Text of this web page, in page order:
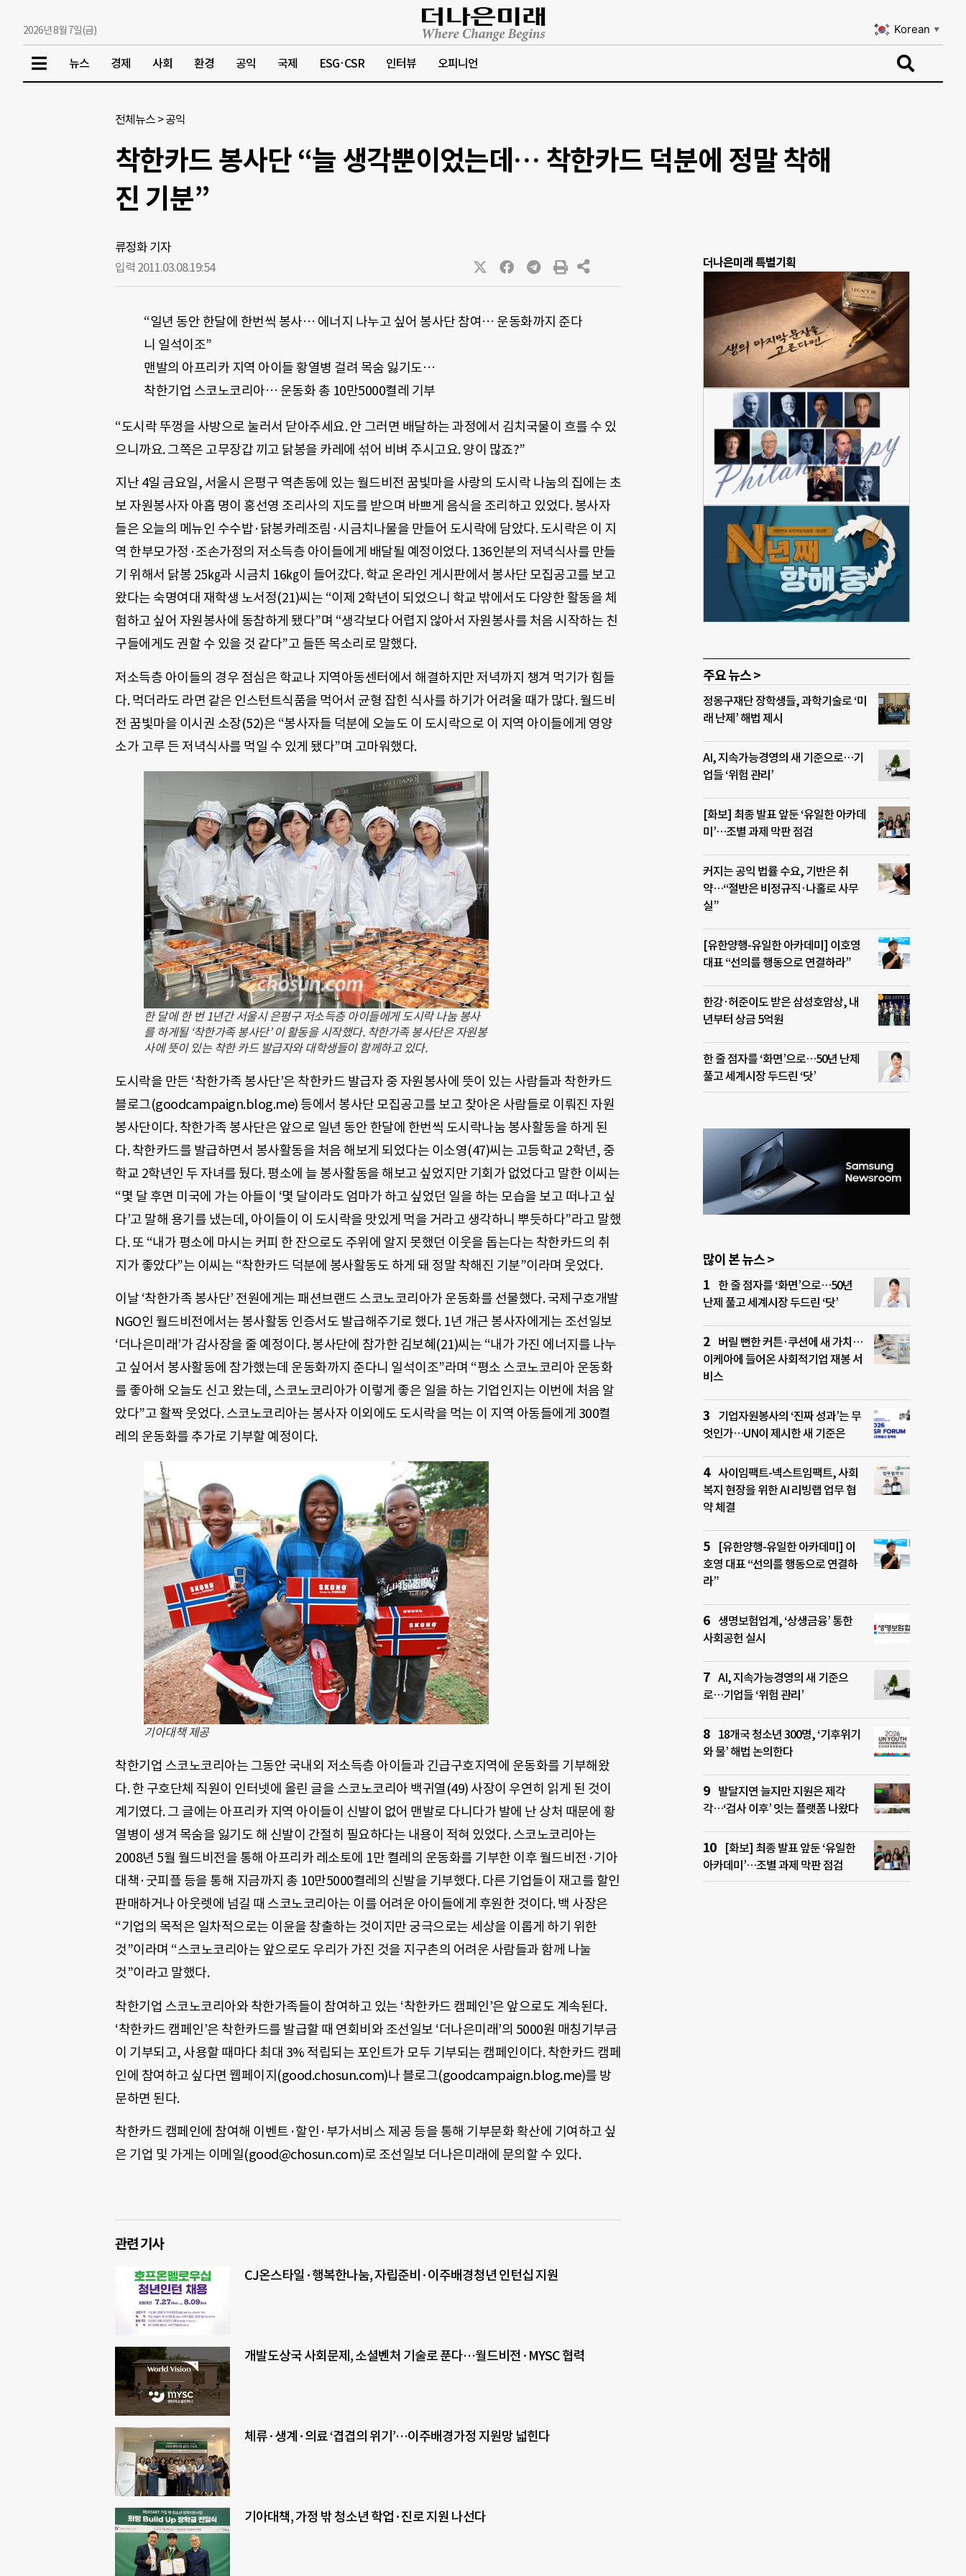
2026년 8월 7일(금) Korean ▼
뉴스 경제 사회 환경 공익 국제 ESG·CSR 인터뷰 오피니언
전체뉴스 >공익
착한카드 봉사단 “늘 생각뿐이었는데… 착한카드 덕분에 정말 착해
진 기분”
류정화 기자
입력 2011.03.08.19:54
“일년 동안 한달에 한번씩 봉사… 에너지 나누고 싶어 봉사단 참여… 운동화까지 준다
니 일석이조”
맨발의 아프리카 지역 아이들 황열병 걸려 목숨 잃기도…
착한기업 스코노코리아… 운동화 총 10만5000켤레 기부
“도시락 뚜껑을 사방으로 눌러서 닫아주세요. 안 그러면 배달하는 과정에서 김치국물이 흐를 수 있
으니까요. 그쪽은 고무장갑 끼고 닭봉을 카레에 섞어 비벼 주시고요. 양이 많죠?”
지난 4일 금요일, 서울시 은평구 역촌동에 있는 월드비전 꿈빛마을 사랑의 도시락 나눔의 집에는 초
보 자원봉사자 아홉 명이 홍선영 조리사의 지도를 받으며 바쁘게 음식을 조리하고 있었다. 봉사자
들은 오늘의 메뉴인 수수밥·닭봉카레조림·시금치나물을 만들어 도시락에 담았다. 도시락은 이 지
역 한부모가정·조손가정의 저소득층 아이들에게 배달될 예정이었다. 136인분의 저녁식사를 만들
기 위해서 닭봉 25㎏과 시금치 16㎏이 들어갔다. 학교 온라인 게시판에서 봉사단 모집공고를 보고
왔다는 숙명여대 재학생 노서정(21)씨는 “이제 2학년이 되었으니 학교 밖에서도 다양한 활동을 체
험하고 싶어 자원봉사에 동참하게 됐다”며 “생각보다 어렵지 않아서 자원봉사를 처음 시작하는 친
구들에게도 권할 수 있을 것 같다”고 들뜬 목소리로 말했다.
저소득층 아이들의 경우 점심은 학교나 지역아동센터에서 해결하지만 저녁까지 챙겨 먹기가 힘들
다. 먹더라도 라면 같은 인스턴트식품을 먹어서 균형 잡힌 식사를 하기가 어려울 때가 많다. 월드비
전 꿈빛마을 이시권 소장(52)은 “봉사자들 덕분에 오늘도 이 도시락으로 이 지역 아이들에게 영양
소가 고루 든 저녁식사를 먹일 수 있게 됐다”며 고마워했다.
한 달에 한 번 1년간 서울시 은평구 저소득층 아이들에게 도시락 나눔 봉사
를 하게될 ‘착한가족 봉사단’ 이 활동을 시작했다. 착한가족 봉사단은 자원봉
사에 뜻이 있는 착한 카드 발급자와 대학생들이 함께하고 있다.
도시락을 만든 ‘착한가족 봉사단’은 착한카드 발급자 중 자원봉사에 뜻이 있는 사람들과 착한카드
블로그(goodcampaign.blog.me) 등에서 봉사단 모집공고를 보고 찾아온 사람들로 이뤄진 자원
봉사단이다. 착한가족 봉사단은 앞으로 일년 동안 한달에 한번씩 도시락나눔 봉사활동을 하게 된
다. 착한카드를 발급하면서 봉사활동을 처음 해보게 되었다는 이소영(47)씨는 고등학교 2학년, 중
학교 2학년인 두 자녀를 뒀다. 평소에 늘 봉사활동을 해보고 싶었지만 기회가 없었다고 말한 이씨는
“몇 달 후면 미국에 가는 아들이 ‘몇 달이라도 엄마가 하고 싶었던 일을 하는 모습을 보고 떠나고 싶
다’고 말해 용기를 냈는데, 아이들이 이 도시락을 맛있게 먹을 거라고 생각하니 뿌듯하다”라고 말했
다. 또 “내가 평소에 마시는 커피 한 잔으로도 주위에 알지 못했던 이웃을 돕는다는 착한카드의 취
지가 좋았다”는 이씨는 “착한카드 덕분에 봉사활동도 하게 돼 정말 착해진 기분”이라며 웃었다.
이날 ‘착한가족 봉사단’ 전원에게는 패션브랜드 스코노코리아가 운동화를 선물했다. 국제구호개발
NGO인 월드비전에서는 봉사활동 인증서도 발급해주기로 했다. 1년 개근 봉사자에게는 조선일보
‘더나은미래’가 감사장을 줄 예정이다. 봉사단에 참가한 김보혜(21)씨는 “내가 가진 에너지를 나누
고 싶어서 봉사활동에 참가했는데 운동화까지 준다니 일석이조”라며 “평소 스코노코리아 운동화
를 좋아해 오늘도 신고 왔는데, 스코노코리아가 이렇게 좋은 일을 하는 기업인지는 이번에 처음 알
았다”고 활짝 웃었다. 스코노코리아는 봉사자 이외에도 도시락을 먹는 이 지역 아동들에게 300켤
레의 운동화를 추가로 기부할 예정이다.
기아대책 제공
착한기업 스코노코리아는 그동안 국내외 저소득층 아이들과 긴급구호지역에 운동화를 기부해왔
다. 한 구호단체 직원이 인터넷에 올린 글을 스코노코리아 백귀열(49) 사장이 우연히 읽게 된 것이
계기였다. 그 글에는 아프리카 지역 아이들이 신발이 없어 맨발로 다니다가 발에 난 상처 때문에 황
열병이 생겨 목숨을 잃기도 해 신발이 간절히 필요하다는 내용이 적혀 있었다. 스코노코리아는
2008년 5월 월드비전을 통해 아프리카 레소토에 1만 켤레의 운동화를 기부한 이후 월드비전·기아
대책·굿피플 등을 통해 지금까지 총 10만5000켤레의 신발을 기부했다. 다른 기업들이 재고를 할인
판매하거나 아웃렛에 넘길 때 스코노코리아는 이를 어려운 아이들에게 후원한 것이다. 백 사장은
“기업의 목적은 일차적으로는 이윤을 창출하는 것이지만 궁극으로는 세상을 이롭게 하기 위한
것”이라며 “스코노코리아는 앞으로도 우리가 가진 것을 지구촌의 어려운 사람들과 함께 나눌
것”이라고 말했다.
착한기업 스코노코리아와 착한가족들이 참여하고 있는 ‘착한카드 캠페인’은 앞으로도 계속된다.
‘착한카드 캠페인’은 착한카드를 발급할 때 연회비와 조선일보 ‘더나은미래’의 5000원 매칭기부금
이 기부되고, 사용할 때마다 최대 3% 적립되는 포인트가 모두 기부되는 캠페인이다. 착한카드 캠페
인에 참여하고 싶다면 웹페이지(good.chosun.com)나 블로그(goodcampaign.blog.me)를 방
문하면 된다.
착한카드 캠페인에 참여해 이벤트·할인·부가서비스 제공 등을 통해 기부문화 확산에 기여하고 싶
은 기업 및 가게는 이메일(good@chosun.com)로 조선일보 더나은미래에 문의할 수 있다.
관련 기사
CJ온스타일·행복한나눔, 자립준비·이주배경청년 인턴십 지원
개발도상국 사회문제, 소셜벤처 기술로 푼다…월드비전·MYSC 협력
체류·생계·의료 ‘겹겹의 위기’…이주배경가정 지원망 넓힌다
기아대책, 가정 밖 청소년 학업·진로 지원 나선다
더나은미래 특별기획
주요 뉴스 >
정몽구재단 장학생들, 과학기술로 ‘미
래 난제’ 해법 제시
AI, 지속가능경영의 새 기준으로…기
업들 ‘위험 관리’
[화보] 최종 발표 앞둔 ‘유일한 아카데
미’…조별 과제 막판 점검
커지는 공익 법률 수요, 기반은 취
약…“절반은 비정규직·나홀로 사무
실”
[유한양행-유일한 아카데미] 이호영
대표 “선의를 행동으로 연결하라”
한강·허준이도 받은 삼성호암상, 내
년부터 상금 5억원
한 줄 점자를 ‘화면’으로…50년 난제
풀고 세계시장 두드린 ‘닷’
많이 본 뉴스 >
한 줄 점자를 ‘화면’으로…50년
난제 풀고 세계시장 두드린 ‘닷’
버릴 뻔한 커튼·쿠션에 새 가치…
이케아에 들어온 사회적기업 재봉 서
비스
기업자원봉사의 ‘진짜 성과’는 무
엇인가…UN이 제시한 새 기준은
사이임팩트-넥스트임팩트, 사회
복지 현장을 위한 AI 리빙랩 업무 협
약 체결
[유한양행-유일한 아카데미] 이
호영 대표 “선의를 행동으로 연결하
라”
생명보험업계, ‘상생금융’ 통한
사회공헌 실시
AI, 지속가능경영의 새 기준으
로…기업들 ‘위험 관리’
18개국 청소년 300명, ‘기후위기
와 물’ 해법 논의한다
발달지연 늘지만 지원은 제각
각…‘검사 이후’ 잇는 플랫폼 나왔다
[화보] 최종 발표 앞둔 ‘유일한
아카데미’…조별 과제 막판 점검